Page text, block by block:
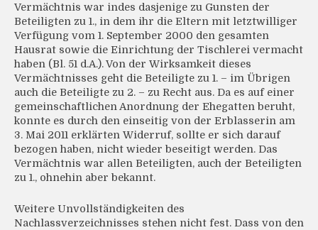
Vermächtnis war indes dasjenige zu Gunsten der
Beteiligten zu 1., in dem ihr die Eltern mit letztwilliger
Verfügung vom 1. September 2000 den gesamten
Hausrat sowie die Einrichtung der Tischlerei vermacht
haben (Bl. 51 d.A.). Von der Wirksamkeit dieses
Vermächtnisses geht die Beteiligte zu 1. – im Übrigen
auch die Beteiligte zu 2. – zu Recht aus. Da es auf einer
gemeinschaftlichen Anordnung der Ehegatten beruht,
konnte es durch den einseitig von der Erblasserin am
3. Mai 2011 erklärten Widerruf, sollte er sich darauf
bezogen haben, nicht wieder beseitigt werden. Das
Vermächtnis war allen Beteiligten, auch der Beteiligten
zu 1., ohnehin aber bekannt.
Weitere Unvollständigkeiten des
Nachlassverzeichnisses stehen nicht fest. Dass von den